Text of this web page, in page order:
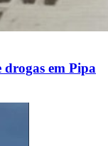
drogas em Pipa